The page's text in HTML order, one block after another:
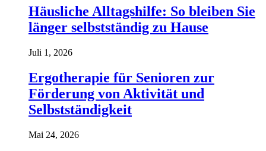
Häusliche Alltagshilfe: So bleiben Sie
länger selbstständig zu Hause
Juli 1, 2026
Ergotherapie für Senioren zur
Förderung von Aktivität und
Selbstständigkeit
Mai 24, 2026